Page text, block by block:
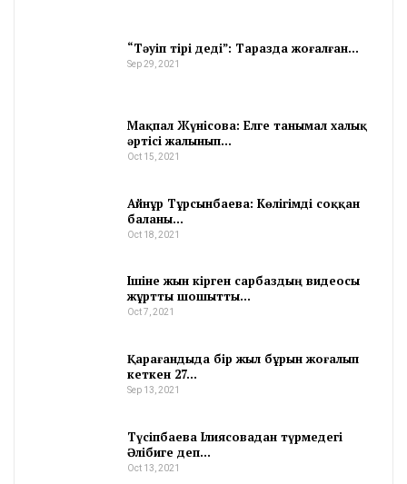
“Тәуіп тірі деді”: Таразда жоғалған…
Sep 29, 2021
Мақпал Жүнісова: Елге танымал халық
әртісі жалынып…
Oct 15, 2021
Айнұр Тұрсынбаева: Көлігімді соққан
баланы…
Oct 18, 2021
Ішіне жын кірген сарбаздың видеосы
жұртты шошытты…
Oct 7, 2021
Қарағандыда бір жыл бұрын жоғалып
кеткен 27…
Sep 13, 2021
Түсіпбаева Ілиясовадан түрмедегі
Әлібиге деп…
Oct 13, 2021